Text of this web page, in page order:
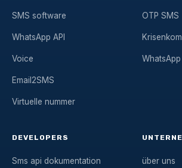
SMS software
WhatsApp API
Voice
Email2SMS
Virtuelle nummer
OTP SMS
DEVELOPERS
Sms api dokumentation über uns